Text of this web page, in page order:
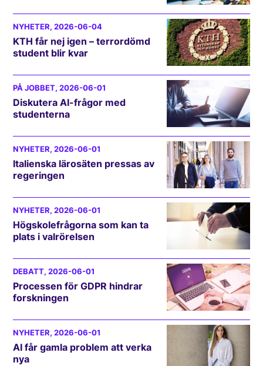
NYHETER, 2026-06-04
KTH får nej igen – terrordömd
student blir kvar
PÅ JOBBET, 2026-06-01
Diskutera AI-frågor med
studenterna
NYHETER, 2026-06-01
Italienska lärosäten pressas av
regeringen
NYHETER, 2026-06-01
Högskolefrågorna som kan ta
plats i valrörelsen
DEBATT, 2026-06-01
Processen för GDPR hindrar
forskningen
NYHETER, 2026-06-01
AI får gamla problem att verka
nya